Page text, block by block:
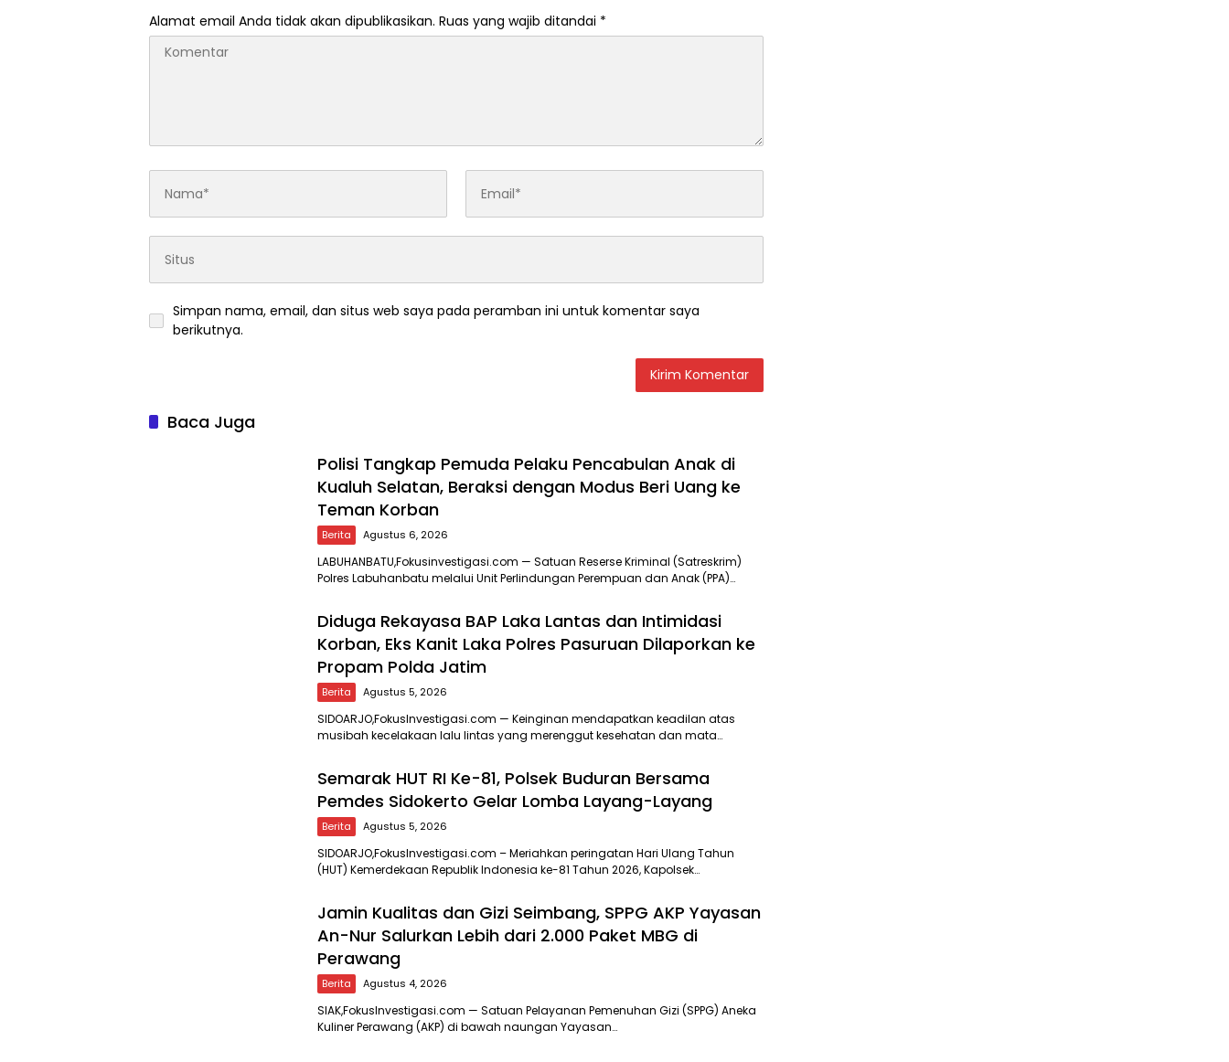
Alamat email Anda tidak akan dipublikasikan. Ruas yang wajib ditandai *
Simpan nama, email, dan situs web saya pada peramban ini untuk komentar saya
berikutnya.
Baca Juga
Polisi Tangkap Pemuda Pelaku Pencabulan Anak di
Kualuh Selatan, Beraksi dengan Modus Beri Uang ke
Teman Korban
Berita Agustus 6, 2026
LABUHANBATU,Fokusinvestigasi.com — Satuan Reserse Kriminal (Satreskrim)
Polres Labuhanbatu melalui Unit Perlindungan Perempuan dan Anak (PPA)…
Diduga Rekayasa BAP Laka Lantas dan Intimidasi
Korban, Eks Kanit Laka Polres Pasuruan Dilaporkan ke
Propam Polda Jatim
Berita Agustus 5, 2026
SIDOARJO,FokusInvestigasi.com — Keinginan mendapatkan keadilan atas
musibah kecelakaan lalu lintas yang merenggut kesehatan dan mata…
Semarak HUT RI Ke-81, Polsek Buduran Bersama
Pemdes Sidokerto Gelar Lomba Layang-Layang
Berita Agustus 5, 2026
SIDOARJO,FokusInvestigasi.com – Meriahkan peringatan Hari Ulang Tahun
(HUT) Kemerdekaan Republik Indonesia ke-81 Tahun 2026, Kapolsek…
Jamin Kualitas dan Gizi Seimbang, SPPG AKP Yayasan
An-Nur Salurkan Lebih dari 2.000 Paket MBG di
Perawang
Berita Agustus 4, 2026
SIAK,FokusInvestigasi.com — Satuan Pelayanan Pemenuhan Gizi (SPPG) Aneka
Kuliner Perawang (AKP) di bawah naungan Yayasan…